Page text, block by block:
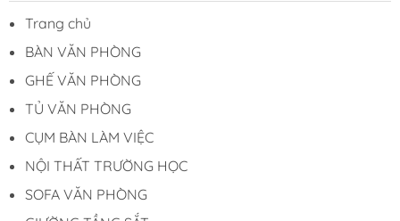
Trang chủ
BÀN VĂN PHÒNG
GHẾ VĂN PHÒNG
TỦ VĂN PHÒNG
CỤM BÀN LÀM VIỆC
NỘI THẤT TRƯỜNG HỌC
SOFA VĂN PHÒNG